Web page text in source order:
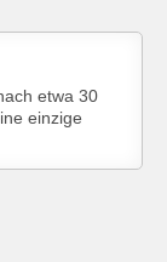
etwa 30
einzige